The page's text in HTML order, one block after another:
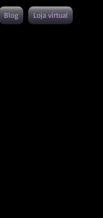
Blog Loja virtual